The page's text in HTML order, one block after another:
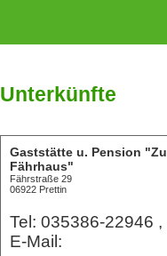
Unterkünfte
Gaststätte u. Pension
Fährhaus"
Fährstraße 29
06922 Prettin
Tel: 035386-22946
E-Mail: